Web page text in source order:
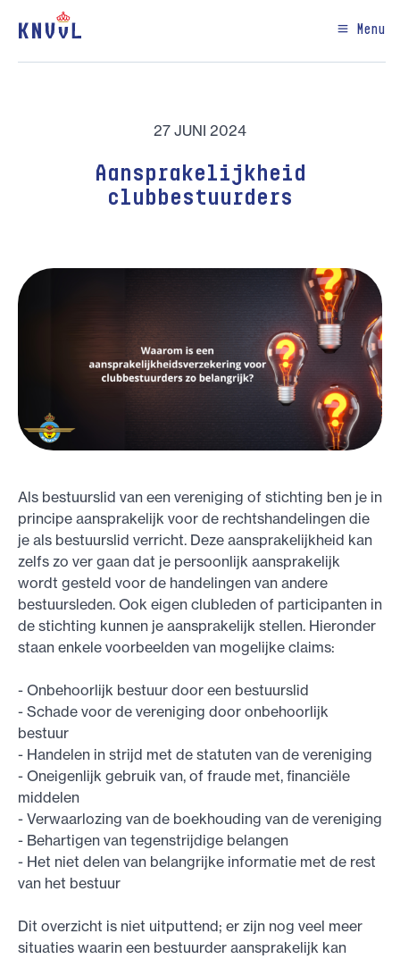
Menu
27 JUNI 2024
Aansprakelijkheid
clubbestuurders
Als bestuurslid van een vereniging of stichting ben je in
principe aansprakelijk voor de rechtshandelingen die
je als bestuurslid verricht. Deze aansprakelijkheid kan
zelfs zo ver gaan dat je persoonlijk aansprakelijk
wordt gesteld voor de handelingen van andere
bestuursleden. Ook eigen clubleden of participanten in
de stichting kunnen je aansprakelijk stellen. Hieronder
staan enkele voorbeelden van mogelijke claims:
- Onbehoorlijk bestuur door een bestuurslid
- Schade voor de vereniging door onbehoorlijk
bestuur
- Handelen in strijd met de statuten van de vereniging
- Oneigenlijk gebruik van, of fraude met, financiële
middelen
- Verwaarlozing van de boekhouding van de vereniging
- Behartigen van tegenstrijdige belangen
- Het niet delen van belangrijke informatie met de rest
van het bestuur
Dit overzicht is niet uitputtend; er zijn nog veel meer
situaties waarin een bestuurder aansprakelijk kan